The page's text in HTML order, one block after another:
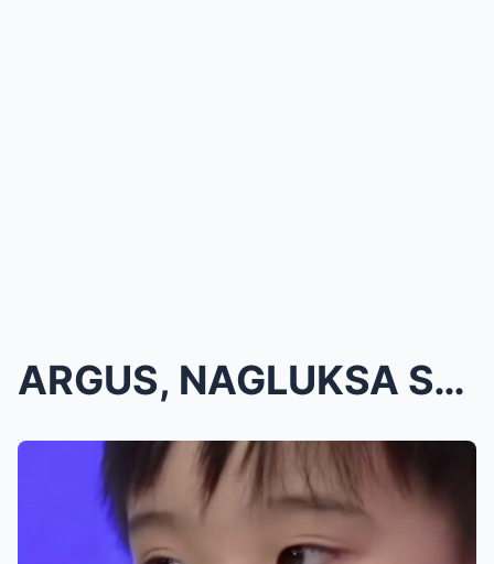
ARGUS, NAGLUKSA SA HARAP NG MADLA! DI MAPIGILANG L...